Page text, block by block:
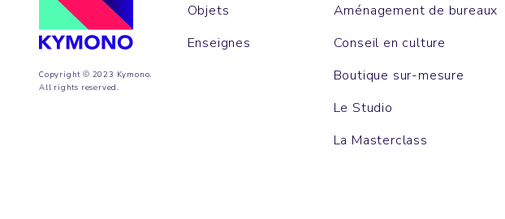
Copyright © 2023 Kymono.
All rights reserved.
Objets
Enseignes
Aménagement de bureaux
Conseil en culture
Boutique sur-mesure
Le Studio
La Masterclass